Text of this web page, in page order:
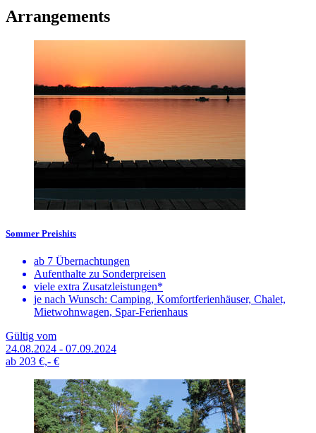
Arrangements
Sommer Preishits
ab 7 Übernachtungen
Aufenthalte zu Sonderpreisen
viele extra Zusatzleistungen*
je nach Wunsch: Camping, Komfortferienhäuser, Chalet,
Mietwohnwagen, Spar-Ferienhaus
Gültig vom
24.08.2024 - 07.09.2024
ab 203 €,- €